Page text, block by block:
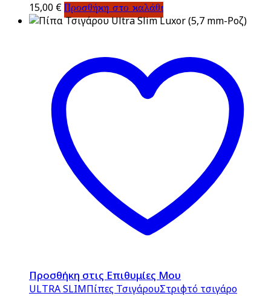
15,00 € Προσθήκη στο καλάθι
Προσθήκη στις Επιθυμίες Μου
ULTRA SLIMΠίπες ΤσιγάρουΣτριφτό τσιγάρο